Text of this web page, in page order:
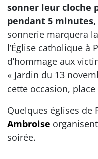
sonner leur cloche
pendant 5 minutes,
sonnerie marquera
l’Église catholique à
d’hommage aux
« Jardin du 13
cette occasion, place
Quelques églises de
Ambroise
soirée.